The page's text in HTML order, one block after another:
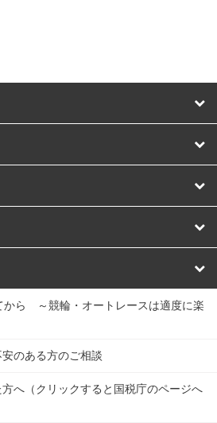
輪場 取手競輪場 宇都宮競輪場
から ～競輪・オートレースは適度に楽
のある方のご相談
へ（クリックすると国税庁のページへ